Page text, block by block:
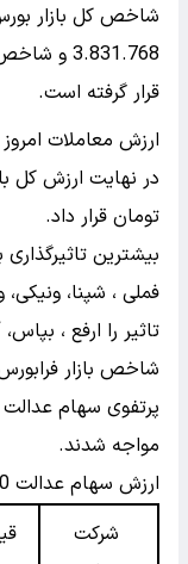
قرار گرفته است.
تومان قرار داد.
بیشترین
فملی ، شپنا،
تاثیر را ارفع ،
شاخص بازار
پرتفوی سهام
مواجه شدند.
ارزش سهام عدالت 490 هزار تومانی در 2 خرداد 1405
شرکت